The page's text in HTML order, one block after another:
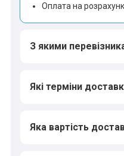
Оплата на
З якими
Які терміни
Яка вартість